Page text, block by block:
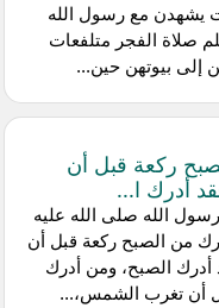
يشهدن مع رسول الله
صلاة الفجر متلفعات
إلى بيوتهن حين...
ركعة قبل أن
أدرك ا...
الله صلى الله عليه
من الصبح ركعة قبل أن
الصبح، ومن أدرك
أن تغرب الشمس،...